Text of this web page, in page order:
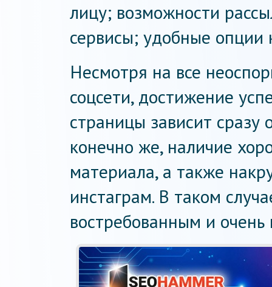
лицу; возможности
сервисы; удобные опции
Несмотря на все
соцсети, достижение
страницы зависит сразу
конечно же, наличие
материала, а также
инстаграм. В таком
востребованным и